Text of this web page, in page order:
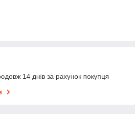
14 днів за рахунок покупця